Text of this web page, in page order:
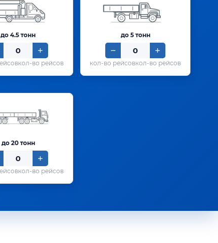
до 4.5 тонн
кол-во рейсов
до 5 тонн
кол-во рейсов
до 20 тонн
кол-во рейсов